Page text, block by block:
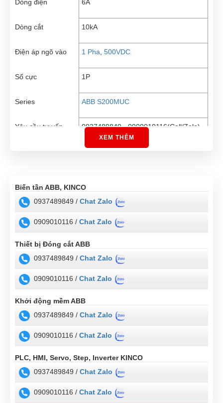
Dòng điện 6A
Dòng cắt 10kA
Điện áp ngõ vào 1 Pha 500VDC
Số cực 1P
Series ABB S200MUC
Yêu cầu tư vấn 0937489849 - 0909010116(Call/Zalo)
XEM THÊM
Biến tần ABB, KINCO
0937489849 / Chat Zalo
0909010116 / Chat Zalo
Thiết bị Đóng cắt ABB
0937489849 / Chat Zalo
0909010116 / Chat Zalo
Khởi động mềm ABB
0937489849 / Chat Zalo
0909010116 / Chat Zalo
PLC, HMI, Servo, Step, Inverter KINCO
0937489849 / Chat Zalo
0909010116 / Chat Zalo